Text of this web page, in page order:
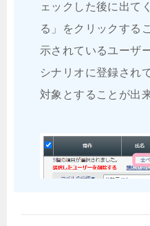
ェックした後に出て
る」をクリックする
示されているユーザ
シナリオに登録され
対象とすることが出